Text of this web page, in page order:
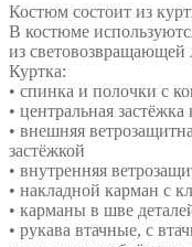
Костюм состоит из
В костюме
из
Куртка:
• спинка и полочки с
• центральная
• внешняя
застёжкой
• внутренняя
• накладной карман с
• карманы в шве
• рукава втачные, с